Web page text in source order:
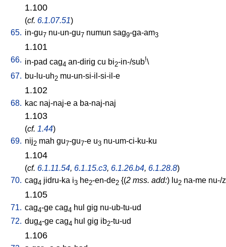
1.100
(cf. 6.1.07.51)
65. in-gu7 nu-un-gu7 numun sag9-ga-am3
1.101
66. in-pad cag4 an-dirig cu bi2-in-/sub!\
67. bu-lu-uh2 mu-un-si-il-si-il-e
1.102
68. kac naj-naj-e a ba-naj-naj
1.103
(cf. 1.44)
69. nij2 mah gu7-gu7-e u3 nu-um-ci-ku-ku
1.104
(cf. 6.1.11.54, 6.1.15.c3, 6.1.26.b4, 6.1.28.8)
70. cag4 jidru-ka i3 he2-en-de2 {(2 mss. add:) lu2 na-me nu-/
1.105
71. cag4-ge cag4 hul gig nu-ub-tu-ud
72. dug4-ge cag4 hul gig ib2-tu-ud
1.106